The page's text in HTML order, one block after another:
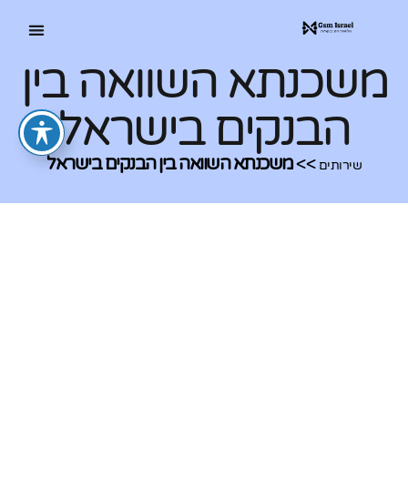
משכנתא השוואה בין
הבנקים בישראל
שירותים >>משכנתא השוואה בין הבנקים בישראל